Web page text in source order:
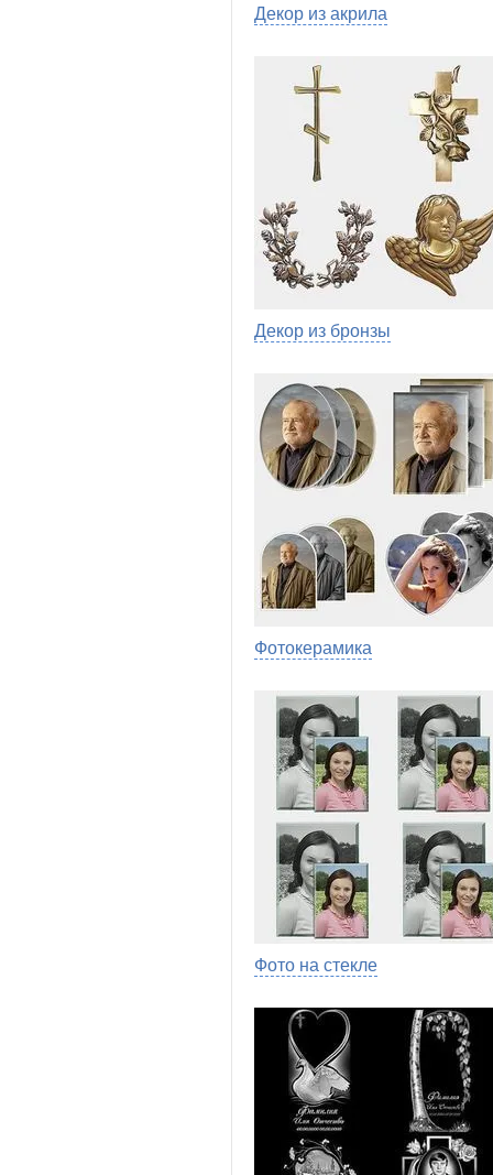
Декор из акрила
Декор из бронзы
Фотокерамика
Фото на стекле